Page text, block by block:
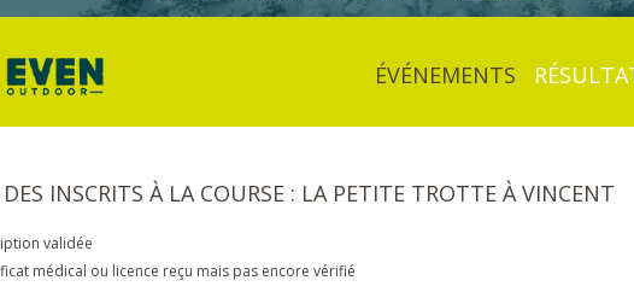
ÉVÉNEMENTS
INSCRITS À LA COURSE : LA PETITE TROTTE À VINCENT
validée
médical ou licence reçu mais pas encore vérifié